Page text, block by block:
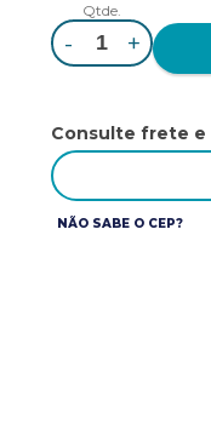
Qtde.
- +
Consulte frete e
NÃO SABE O CEP?